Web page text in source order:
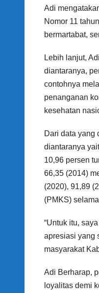
Adi
Nomor 11
bermartabat,
Lebih lanjut,
diantaranya,
contohnya
penanganan
kesehatan
Dari data yang
diantaranya
10,96 persen
66,35 (2014)
(2020), 91,89
(PMKS)
“Untuk itu,
apresiasi yang
masyarakat
Adi Berharap,
loyalitas demi